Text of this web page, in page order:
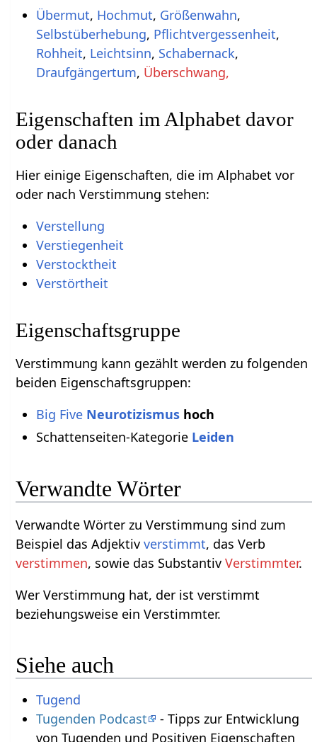
Übermut, Hochmut, Größenwahn,
Selbstüberhebung, Pflichtvergessenheit,
Rohheit, Leichtsinn, Schabernack,
Draufgängertum, Überschwang,
Eigenschaften im Alphabet davor
oder danach
Hier einige Eigenschaften, die im Alphabet vor
oder nach Verstimmung stehen:
Verstellung
Verstiegenheit
Verstocktheit
Verstörtheit
Eigenschaftsgruppe
Verstimmung kann gezählt werden zu folgenden
beiden Eigenschaftsgruppen:
Big Five Neurotizismushoch
Schattenseiten-Kategorie Leiden
Verwandte Wörter
Verwandte Wörter zu Verstimmung sind zum
Beispiel das Adjektivverstimmt, das Verb
verstimmen, sowie das SubstantivVerstimmter.
Wer Verstimmung hat, der ist verstimmt
beziehungsweise ein Verstimmter.
Siehe auch
Tugend
Tugenden Podcast
- Tipps zur Entwicklung
von Tugenden und Positiven Eigenschaften